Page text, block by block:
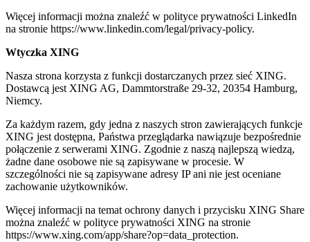
Więcej informacji można znaleźć w polityce prywatności LinkedIn
na stronie https://www.linkedin.com/legal/privacy-policy.
Wtyczka XING
Nasza strona korzysta z funkcji dostarczanych przez sieć XING.
Dostawcą jest XING AG, Dammtorstraße 29-32, 20354 Hamburg,
Niemcy.
Za każdym razem, gdy jedna z naszych stron zawierających funkcje
XING jest dostępna, Państwa przeglądarka nawiązuje bezpośrednie
połączenie z serwerami XING. Zgodnie z naszą najlepszą wiedzą,
żadne dane osobowe nie są zapisywane w procesie. W
szczególności nie są zapisywane adresy IP ani nie jest oceniane
zachowanie użytkowników.
Więcej informacji na temat ochrony danych i przycisku XING Share
można znaleźć w polityce prywatności XING na stronie
https://www.xing.com/app/share?op=data_protection.